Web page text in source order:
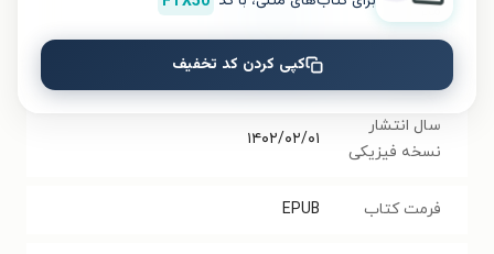
مترجم ندا بهرامی نژاد
انتشارات خوب
سال انتشار
نسخه فیزیکی
۱۴۰۲/۰۲/۰۱
فرمت کتاب EPUB
کپی کردن کد تخفیف